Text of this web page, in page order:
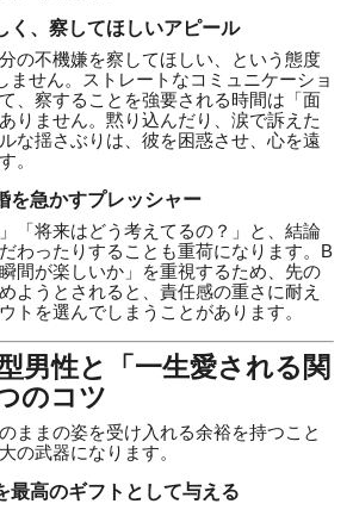
く、察してほしいアピール
の不機嫌を察してほしい、という態度
ません。ストレートなコミュニケーショ
、察することを強要される時間は「面
りません。黙り込んだり、涙で訴えた
な揺さぶりは、彼を困惑させ、心を遠
。
を急かすプレッシャー
「将来はどう考えてるの？」と、結論
わったりすることも重荷になります。B
間が楽しいか」を重視するため、先の
ようとされると、責任感の重さに耐え
トを選んでしまうことがあります。
男性と「一生愛される関
のコツ
ままの姿を受け入れる余裕を持つこと
の武器になります。
最高のギフトとして与える